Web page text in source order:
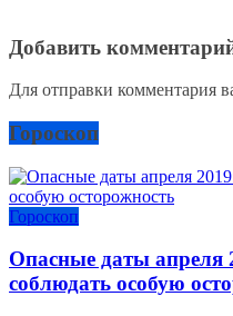
Добавить
Для отправки комментария
Гороскоп
Гороскоп
Опасные даты апреля
соблюдать особую